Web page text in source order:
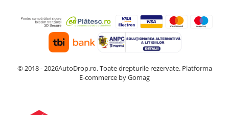
© 2018 - 2026AutoDrop.ro. Toate drepturile rezervate. Platforma
E-commerce by Gomag